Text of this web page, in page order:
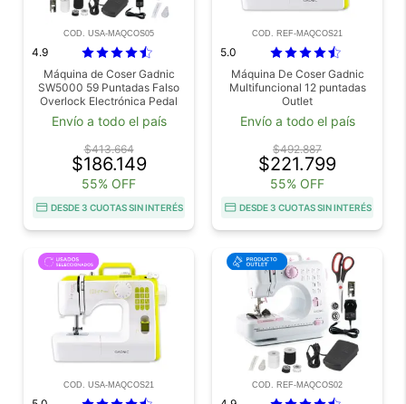
COD. USA-MAQCOS05
4.9
Máquina de Coser Gadnic
SW5000 59 Puntadas Falso
Overlock Electrónica Pedal
Luz Led Usado
Envío a todo el país
$413.664
$186.149
55% OFF
DESDE 3 CUOTAS SIN INTERÉS
COD. REF-MAQCOS21
5.0
Máquina De Coser Gadnic
Multifuncional 12 puntadas
Outlet
Envío a todo el país
$492.887
$221.799
55% OFF
DESDE 3 CUOTAS SIN INTERÉS
COD. USA-MAQCOS21 COD. REF-MAQCOS02